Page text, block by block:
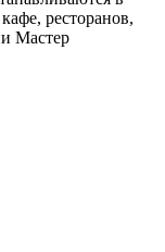
ресторанов,
Мастер